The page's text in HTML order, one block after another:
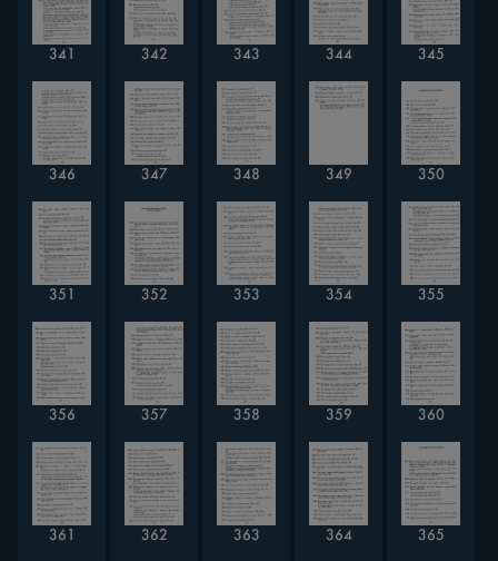
341 342 343 344 345
346 347 348 349 350
351 352 353 354 355
356 357 358 359 360
361 362 363 364 365